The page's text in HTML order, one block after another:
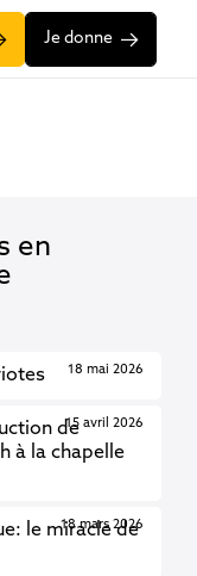
Je donne
en
18 mai 2026
de
à la chapelle
15 avril 2026
le miracle de
18 mars 2026